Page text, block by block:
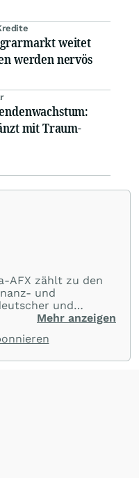
weitet
werden nervös
mit Traum-
AFX zählt zu den
und
und
auf ein
und schnell
Mehr anzeigen